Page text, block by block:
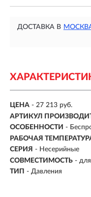
ДОСТАВКА В
ЦЕНА - 27 213 руб.
АРТИКУЛ
ОСОБЕННОСТИ -
РАБОЧАЯ
СЕРИЯ - Несерийные
СОВМЕСТИМОСТЬ -
ТИП - Давления